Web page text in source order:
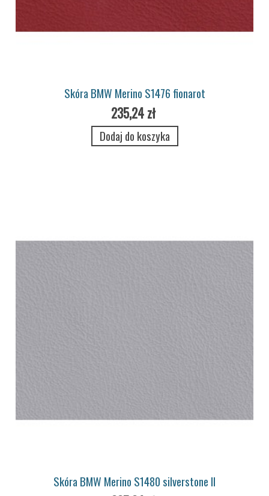
Skóra BMW Merino S1476 fionarot
235,24 zł
Dodaj do koszyka
Skóra BMW Merino S1480 silverstone II